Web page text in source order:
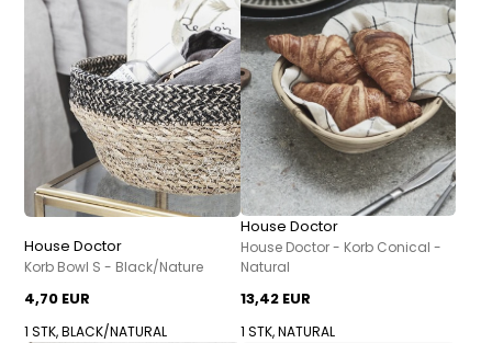
House Doctor
Korb Bowl S - Black/Nature
4,70 EUR
1 STK, BLACK/NATURAL
House Doctor
House Doctor - Korb Conical -
Natural
13,42 EUR
1 STK, NATURAL